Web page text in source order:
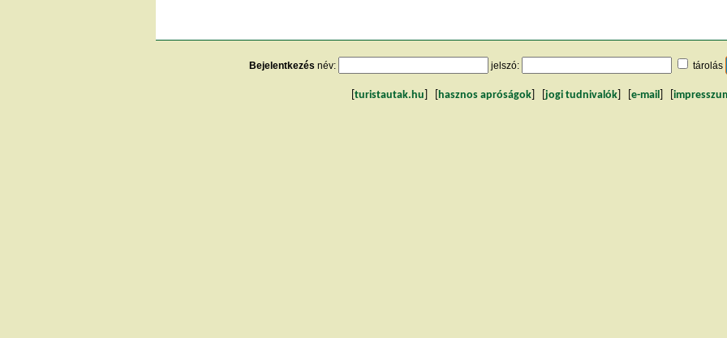
Bejelentkezés név: jelszó: tárolás
turistautak.hu hasznos apróságok jogi tudnivalók e-mail